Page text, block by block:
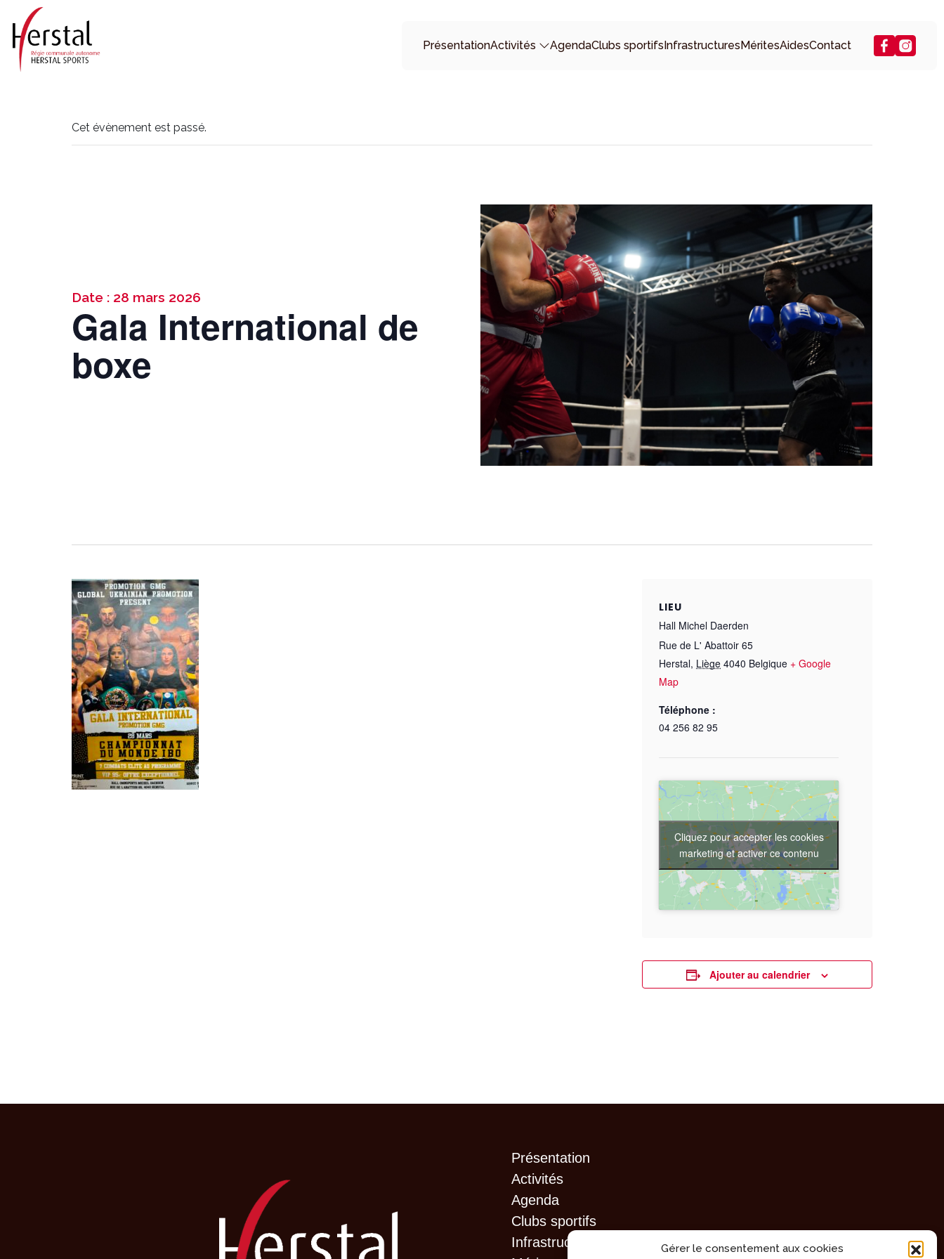
Gérer le consentement aux cookies
PrésentationActivités AgendaClubs sportifsInfrastructuresMéritesAidesContact
Cet évènement est passé.
Date : 28 mars 2026
Gala International de
boxe
LIEU
Hall Michel Daerden
Rue de L' Abattoir 65
Herstal, Liège 4040 Belgique + Google
Map
Téléphone :
04 256 82 95
Cliquez pour accepter les cookies
marketing et activer ce contenu
Ajouter au calendrier
Présentation
Activités
Agenda
Clubs sportifs
Infrastructures